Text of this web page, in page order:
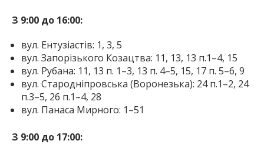
З 9:00 до 16:00:
вул. Ентузіастів: 1, 3, 5
вул. Запорізького Козацтва: 11, 13, 13 п.1–4, 15
вул. Рубана: 11, 13 п. 1–3, 13 п. 4–5, 15, 17 п. 5–6, 9
вул. Стародніпровська (Воронезька): 24 п.1–2, 24
п.3–5, 26 п.1–4, 28
вул. Панаса Мирного: 1–51
З 9:00 до 17:00: